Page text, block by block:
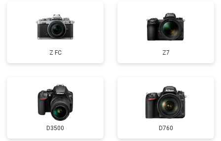
Z FC Z7
D3500 D760